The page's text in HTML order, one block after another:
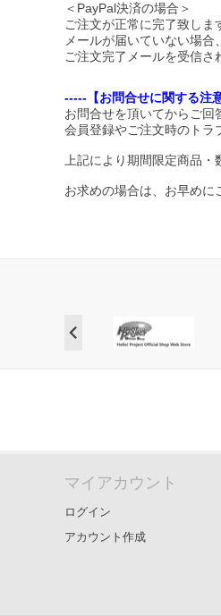
＜PayPal決済の場合＞
ご注文が正常に完了致しま
メールが届いていない場合
ご注文完了メールを受信さ
-----【お問合せに関する注
お問合せを頂いてからご回
会員登録やご注文時のトラ
上記により期間限定商品・
お求めの場合は、お早めに
マイアカウント
ログイン
アカウント作成